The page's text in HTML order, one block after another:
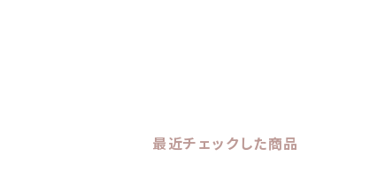
最近チェックした商品